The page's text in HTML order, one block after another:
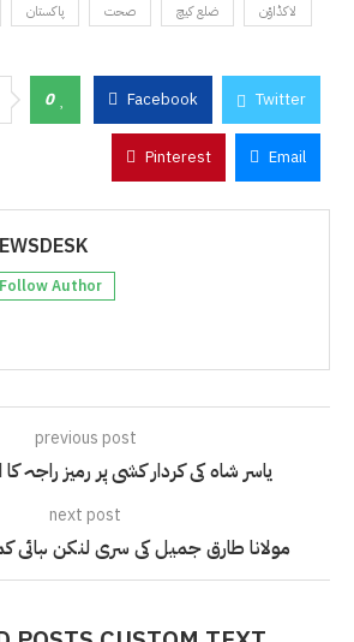
پاکستان صحت ضلع کیچ لاکڈاؤن
0 Facebook Twitter
Pinterest Email
Follow Author
previous post
یاسر شاہ کی کردار کشی پر رمیز راجہ
next post
مولانا طارق جمیل کی سری لنکن ہائی